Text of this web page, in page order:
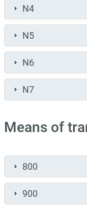
N4
N5
N6
N7
Means of
800
900